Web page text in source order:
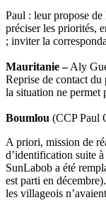
Paul : leur propose de
préciser les priorités,
; inviter la
Mauritanie –Aly
Reprise de contact du
la situation ne permet
Boumlou (CCP Paul
A priori, mission de
d’identification suite
SunLabob a été
est parti en
les villageois